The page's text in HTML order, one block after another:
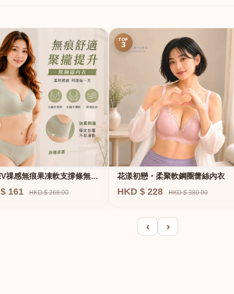
祼感無痕果凍軟支撐條無鋼
161 HKD $ 268.00
TOP
3
花漾初戀・柔聚軟鋼圈蕾絲內衣
HKD $ 228 HKD $ 380.00
‹ ›